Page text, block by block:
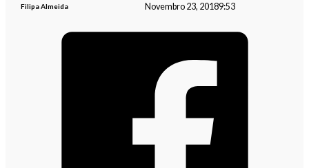
Filipa Almeida Novembro 23, 20189:53